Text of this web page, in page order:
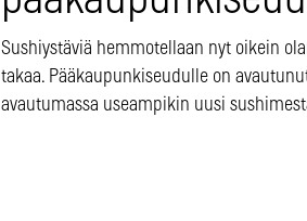
Sushiystäviä hemmotellaan nyt oikein
takaa. Pääkaupunkiseudulle on
avautumassa useampikin uusi